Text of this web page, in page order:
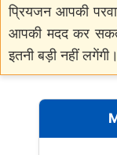
प्रियजन आपकी
आपकी मदद कर
इतनी बड़ी नहीं लगेंगी।